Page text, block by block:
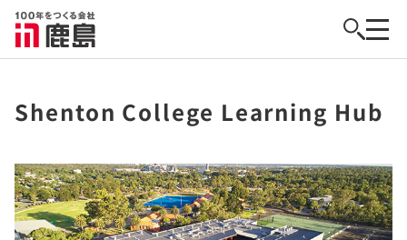
Shenton College Learning Hub